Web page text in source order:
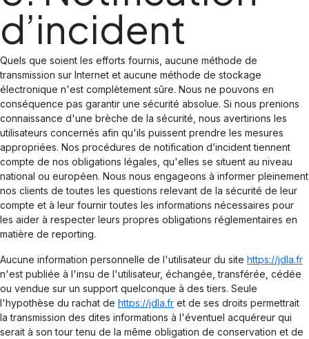
d’incident
Quels que soient les efforts fournis, aucune méthode de
transmission sur Internet et aucune méthode de stockage
électronique n'est complètement sûre. Nous ne pouvons en
conséquence pas garantir une sécurité absolue. Si nous prenions
connaissance d'une brèche de la sécurité, nous avertirions les
utilisateurs concernés afin qu'ils puissent prendre les mesures
appropriées. Nos procédures de notification d’incident tiennent
compte de nos obligations légales, qu'elles se situent au niveau
national ou européen. Nous nous engageons à informer pleinement
nos clients de toutes les questions relevant de la sécurité de leur
compte et à leur fournir toutes les informations nécessaires pour
les aider à respecter leurs propres obligations réglementaires en
matière de reporting.
Aucune information personnelle de l'utilisateur du site https://jdla.fr
n'est publiée à l'insu de l'utilisateur, échangée, transférée, cédée
ou vendue sur un support quelconque à des tiers. Seule
l'hypothèse du rachat de https://jdla.fr et de ses droits permettrait
la transmission des dites informations à l'éventuel acquéreur qui
serait à son tour tenu de la même obligation de conservation et de